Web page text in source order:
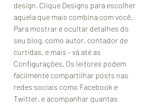
design. Clique Designs para escolher
aquela que mais combina com você.
Para mostrar e ocultar detalhes do
seu blog, como autor, contador de
curtidas, e mais - vá até as
Configurações. Os leitores podem
facilmente compartilhar posts nas
redes sociais como Facebook e
Twitter, e acompanhar quantas